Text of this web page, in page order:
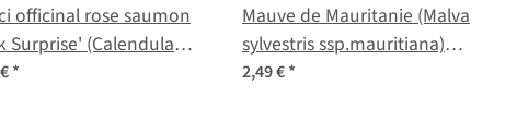
officinal rose saumon
Surprise' (Calendula
graines
*
Mauve de Mauritanie (Malva
sylvestris ssp.mauritiana)
graines
2,49 €*